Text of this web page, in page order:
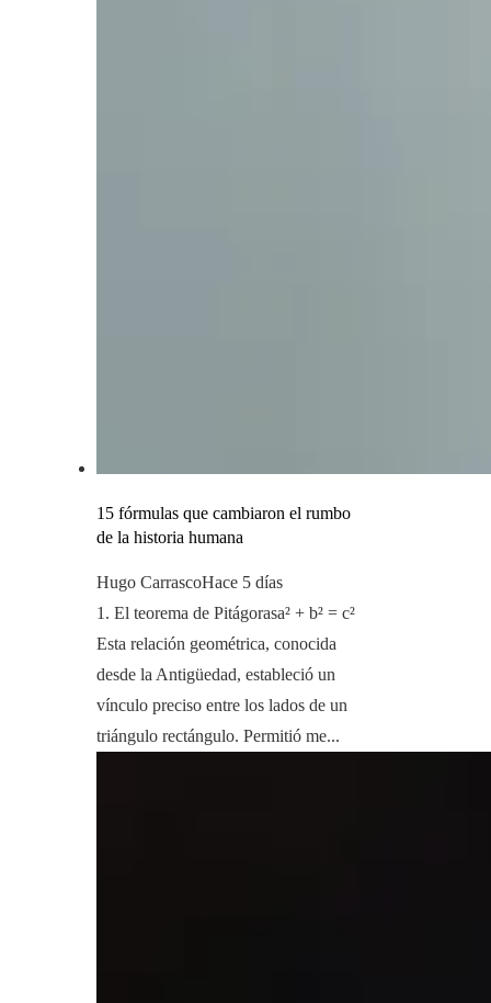
15 fórmulas que cambiaron el rumbo
de la historia humana
Hugo CarrascoHace 5 días
1. El teorema de Pitágorasa² + b² = c²
Esta relación geométrica, conocida
desde la Antigüedad, estableció un
vínculo preciso entre los lados de un
triángulo rectángulo. Permitió me...